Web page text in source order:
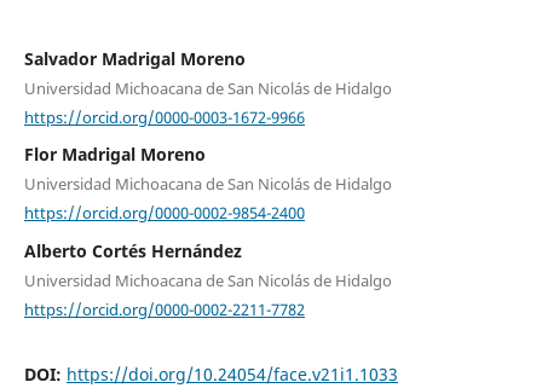
Salvador Madrigal Moreno
Universidad Michoacana de San Nicolás de Hidalgo
https://orcid.org/0000-0003-1672-9966
Flor Madrigal Moreno
Universidad Michoacana de San Nicolás de Hidalgo
https://orcid.org/0000-0002-9854-2400
Alberto Cortés Hernández
Universidad Michoacana de San Nicolás de Hidalgo
https://orcid.org/0000-0002-2211-7782
DOI: https://doi.org/10.24054/face.v21i1.1033